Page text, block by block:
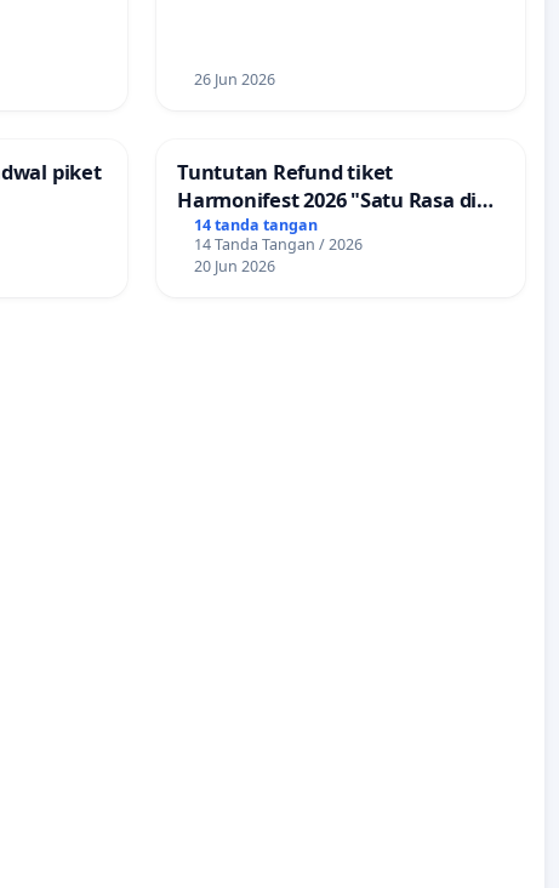
26 Jun 2026
piket
Tuntutan Refund tiket
Harmonifest 2026 "Satu Rasa di
Sudut Kota", Kuningan,
Jawabarat
14 tanda tangan
14 Tanda Tangan / 2026
20 Jun 2026